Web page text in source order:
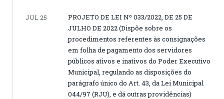
JUL 25
PROJETO DE LEI Nº 033/2022, DE 25 DE
JULHO DE 2022 (Dispõe sobre os
procedimentos referentes às consignações
em folha de pagamento dos servidores
públicos ativos e inativos do Poder Executivo
Municipal, regulando as disposições do
parágrafo único do Art. 43, da Lei Municipal
044/97 (RJU), e dá outras providências)